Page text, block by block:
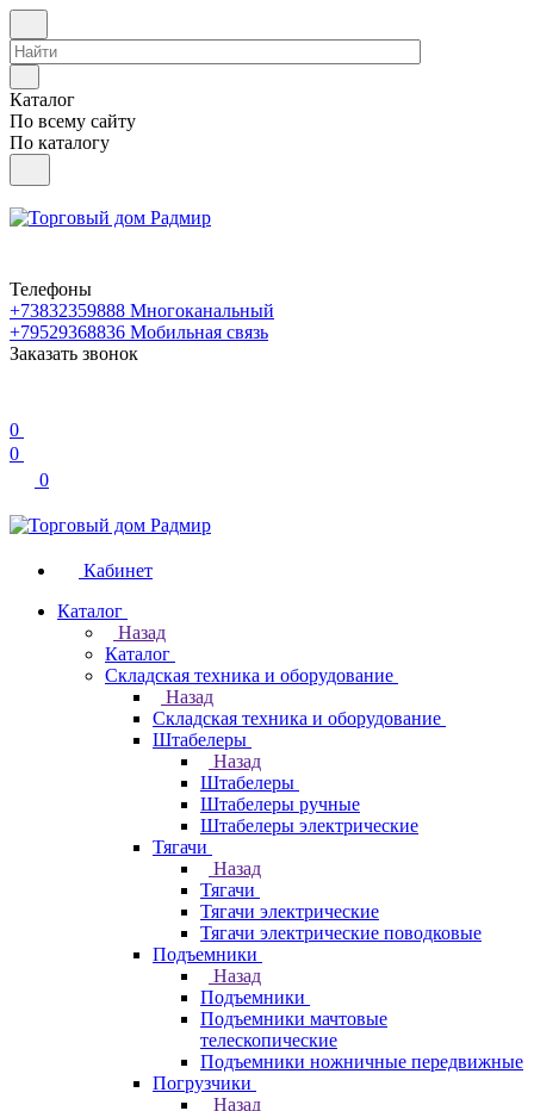
Каталог
По всему сайту
По каталогу
Телефоны
+73832359888 Многоканальный
+79529368836 Мобильная связь
Заказать звонок
0
0
0
Кабинет
Каталог
Назад
Каталог
Складская техника и оборудование
Назад
Складская техника и оборудование
Штабелеры
Назад
Штабелеры
Штабелеры ручные
Штабелеры электрические
Тягачи
Назад
Тягачи
Тягачи электрические
Тягачи электрические поводковые
Подъемники
Назад
Подъемники
Подъемники мачтовые
телескопические
Подъемники ножничные передвижные
Погрузчики
Назад